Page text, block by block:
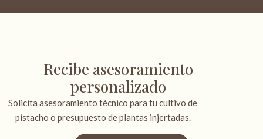
Recibe asesoramiento
personalizado
Solicita asesoramiento técnico para tu cultivo de
pistacho o presupuesto de plantas injertadas.